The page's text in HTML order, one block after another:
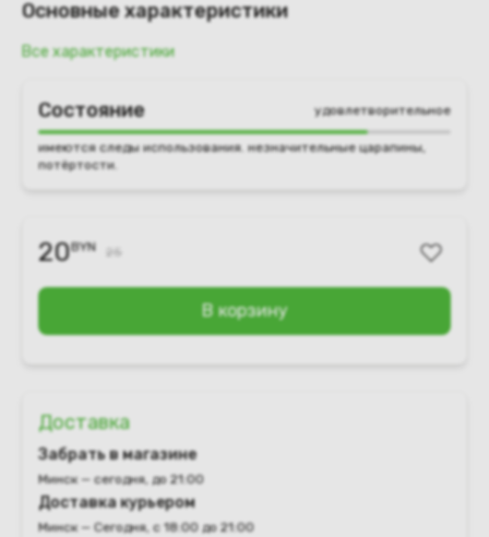
Основные характеристики
Все характеристики
Состояние удовлетворительное
имеются следы использования. незначительные царапины,
потёртости.
20BYN
В корзину
Доставка
Забрать в магазине
Минск — сегодня, до 21:00
Доставка курьером
Минск — Сегодня, с 18:00 до 21:00